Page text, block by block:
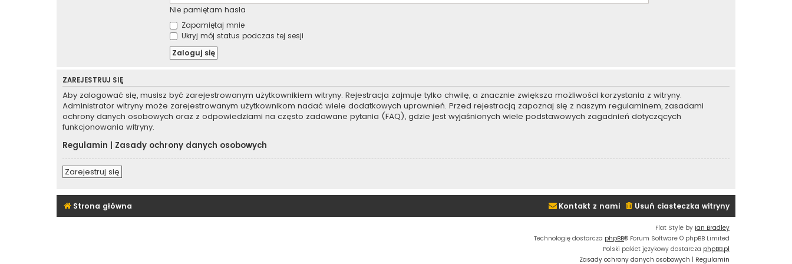
Nie pamiętam hasła
Zapamiętaj mnie
Ukryj mój status podczas tej sesji
ZAREJESTRUJ SIĘ
Aby zalogować się, musisz być zarejestrowanym użytkownikiem witryny. Rejestracja zajmuje tylko chwilę, a znacznie zwiększa możliwości korzystania z witryny.
Administrator witryny może zarejestrowanym użytkownikom nadać wiele dodatkowych uprawnień. Przed rejestracją zapoznaj się z naszym regulaminem, zasadami
ochrony danych osobowych oraz z odpowiedziami na często zadawane pytania (FAQ), gdzie jest wyjaśnionych wiele podstawowych zagadnień dotyczących
funkcjonowania witryny.
Regulamin | Zasady ochrony danych osobowych
Zarejestruj się
Strona główna Usuń ciasteczka witryny
Kontakt z nami
Flat Style by Ian Bradley
Technologię dostarcza phpBB® Forum Software © phpBB Limited
Polski pakiet językowy dostarcza phpBB.pl
Zasady ochrony danych osobowych | Regulamin